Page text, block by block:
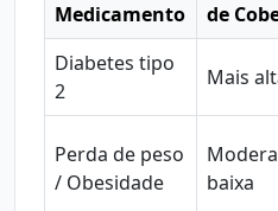
Medicamento
de
Diabetes tipo
2
Mais
Perda de peso
/ Obesidade
baixa